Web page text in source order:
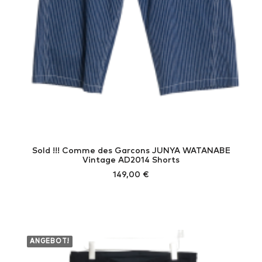
Sold !!! Comme des Garcons JUNYA WATANABE
Vintage AD2014 Shorts
149,00 €
ANGEBOT!